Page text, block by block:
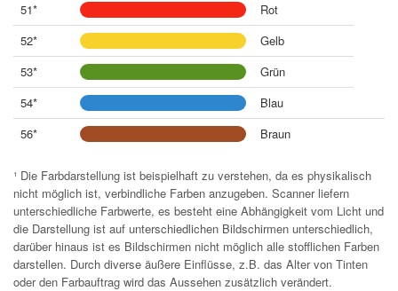
51*
Rot
52*
Gelb
53*
Grün
54*
Blau
56*
Braun
¹ Die Farbdarstellung ist beispielhaft zu verstehen, da es physikalisch
nicht möglich ist, verbindliche Farben anzugeben. Scanner liefern
unterschiedliche Farbwerte, es besteht eine Abhängigkeit vom Licht und
die Darstellung ist auf unterschiedlichen Bildschirmen unterschiedlich,
darüber hinaus ist es Bildschirmen nicht möglich alle stofflichen Farben
darstellen. Durch diverse äußere Einflüsse, z.B. das Alter von Tinten
oder den Farbauftrag wird das Aussehen zusätzlich verändert.